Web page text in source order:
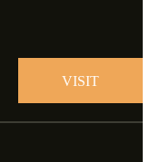
VISIT